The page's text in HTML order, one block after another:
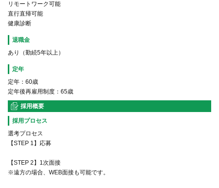
リモートワーク可能
直行直帰可能
健康診断
退職金
あり（勤続5年以上）
定年
定年：60歳
定年後再雇用制度：65歳
採用概要
採用プロセス
選考プロセス
【STEP 1】応募
【STEP 2】1次面接
※遠方の場合、WEB面接も可能です。